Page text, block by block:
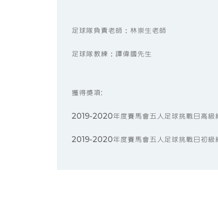
足球隊負責老師：林崇生老師
足球隊教練：譚偉國先生
獲得獎項:
2019-2020年度賽馬會五人足球挑戰日高級
2019-2020年度賽馬會五人足球挑戰日初級